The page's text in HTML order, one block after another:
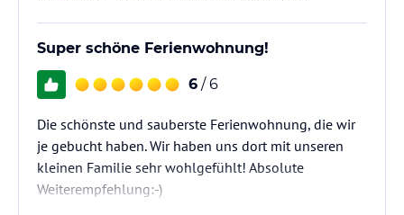
Super schöne Ferienwohnung!
6 / 6
Die schönste und sauberste Ferienwohnung, die wir
je gebucht haben. Wir haben uns dort mit unseren
kleinen Familie sehr wohlgefühlt! Absolute
Weiterempfehlung:-)